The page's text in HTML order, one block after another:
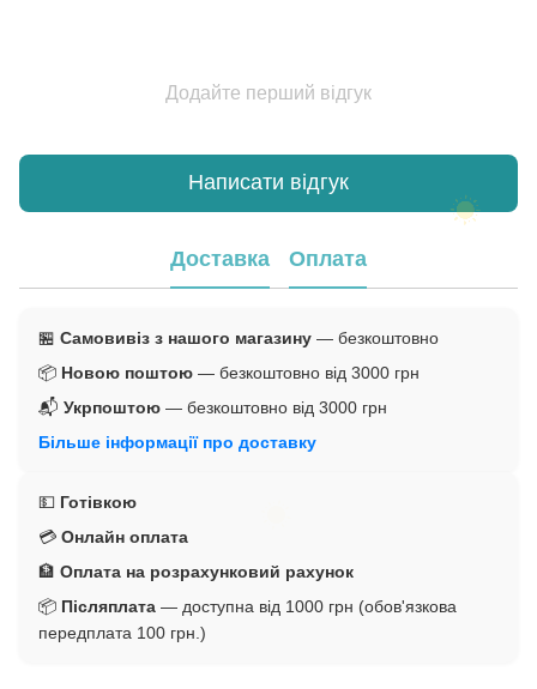
Додайте перший відгук
Написати відгук
Доставка Оплата
🏪 Самовивіз з нашого магазину — безкоштовно
📦 Новою поштою — безкоштовно від 3000 грн
📬 Укрпоштою — безкоштовно від 3000 грн
Більше інформації про доставку
💵 Готівкою
💳 Онлайн оплата
🏦 Оплата на розрахунковий рахунок
📦 Післяплата — доступна від 1000 грн (обов'язкова
передплата 100 грн.)